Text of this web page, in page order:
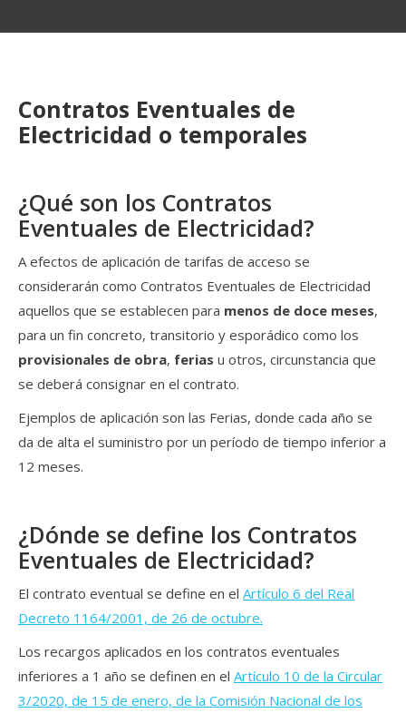
Contratos Eventuales de
Electricidad o temporales
¿Qué son los Contratos
Eventuales de Electricidad?
A efectos de aplicación de tarifas de acceso se
considerarán como Contratos Eventuales de Electricidad
aquellos que se establecen para menos de doce meses,
para un fin concreto, transitorio y esporádico como los
provisionales de obra, ferias u otros, circunstancia que
se deberá consignar en el contrato.
Ejemplos de aplicación son las Ferias, donde cada año se
da de alta el suministro por un período de tiempo inferior a
12 meses.
¿Dónde se define los Contratos
Eventuales de Electricidad?
El contrato eventual se define en el Artículo 6 del Real
Decreto 1164/2001, de 26 de octubre.
Los recargos aplicados en los contratos eventuales
inferiores a 1 año se definen en el Artículo 10 de la Circular
3/2020, de 15 de enero, de la Comisión Nacional de los